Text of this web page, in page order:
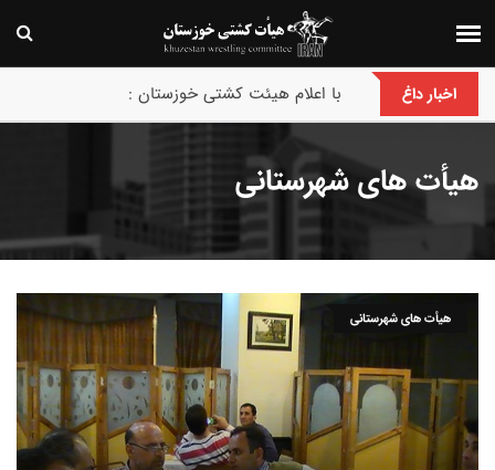
اخبار داغ پایان رقابت های بین‌المللی جام حسن گمیجی و
هیأت های شهرستانی
هیأت های شهرستانی